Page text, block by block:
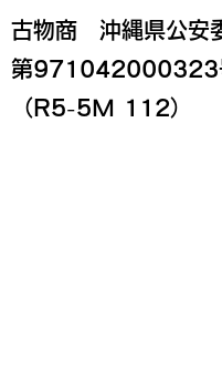
古物商 沖縄県公安
第971042000323
（R5-5M 112）